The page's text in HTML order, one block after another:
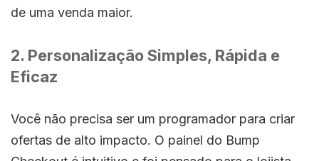
de uma venda maior.
2. Personalização Simples, Rápida e
Eficaz
Você não precisa ser um programador para criar
ofertas de alto impacto. O painel do Bump